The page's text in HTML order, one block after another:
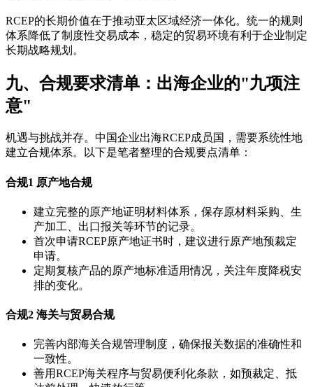
RCEP的长期价值在于推动亚太区域经济一体化。统一的规则
体系降低了制度性交易成本，稳定的贸易环境有利于企业制定
长期战略规划。
九、合规要求清单：出海企业的"九项注
意"
机遇与挑战并存。中国企业出海RCEP成员国，需要系统性地
建立合规体系。以下是笔者整理的合规要点清单：
合规1 原产地合规
建立完整的原产地证明材料体系，保存原材料采购、生
产加工、出口报关等环节的记录。
首次申请RCEP原产地证书时，建议进行原产地预裁定
申请。
定期复核产品的原产地标准适用情况，关注年度降税安
排的变化。
合规2 海关与贸易合规
完善内部海关合规管理制度，确保报关数据的准确性和
一致性。
善用RCEP海关程序与贸易便利化条款，如预裁定、抵